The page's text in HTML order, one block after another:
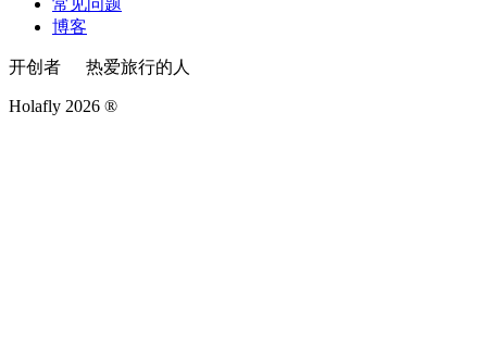
常见问题
博客
开创者 热爱旅行的人
Holafly 2026 ®